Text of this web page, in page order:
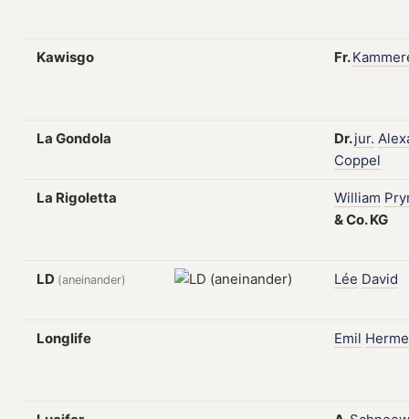
Kawisgo Fr.
La Gondola Dr.jur.
Coppel
La Rigoletta William
&Co.KG
LD (aneinander) Lée David
Longlife Emil